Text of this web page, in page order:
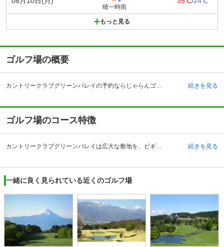
晴一時雨
もっと見る
ゴルフ場の概要
カントリークラブグリーンバレイの予約ならじゃらんゴルフ。カートの有無や利用税、キャンセル料、ナイター設備、駐車場などのコース情報はもちろん、口コミ、フォトギャラリーなどコースの難易度や攻略に役立つ情報充実、予約する度にポイントが貯まるのでお得にゴルフをお楽しみ頂けます。 カントリークラブグリーンバレイは、豊かな森林に恵まれ、広大な敷地で開放的なゴルフを楽しめる山梨県韮崎市にあるゴルフクラブです。ビギナーからエキスパートまでが楽しめるよう、全36ホールは「白樺」コースと「すずらん」コースに分けられており、その中心には訪れたゴルファーをゆったりとした雰囲気で出迎えるクラブハウスが建てられています。広大な敷地を持つゴルフクラブには、ほぼ必須の施設であるレストランや大浴場が併設されており、ホールアウトした後ものんびりとゴルフの余韻に浸る事が出来ます。都心から車でわずか90分で到着する好アクセスを誇り、多くのゴルファーがリピーターとして繰り返し利用する人気のゴルフクラブとなっています。 続きを見る
ゴルフ場のコース特徴
カントリークラブグリーンバレイは広大な敷地を、ビギナー向きとベテラン・エキスパート向きの2コースに分け、全てのレベルのプレーヤーがゴルフを楽しめるコース設計が魅力です。ビギナーは「すずらん」コース、ベテラン以上は「白樺」コース、それぞれ18ホール合計36ホールでレイアウトされています。すずらんコースはカジュアル派に特に人気で、雄大な自然の中、開放感あふれるゴルフをダイナミックに楽しめると好評を得ています。また、フェアウェイは広狭の差が激しい設計になっているため、コースの変化を楽しめる事も特徴です。ベテラン以上向きの白樺コースは、谷越えや絶妙の位置にあるバンカーがコースの難易度を高め、的確なクラブ選択と正確なショットをプレーヤーに要求するテクニカルなコースとなっています。 続きを見る
一緒に良く見られている近くのゴルフ場